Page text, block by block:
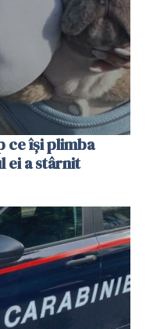
ce își plimba
ei a stârnit